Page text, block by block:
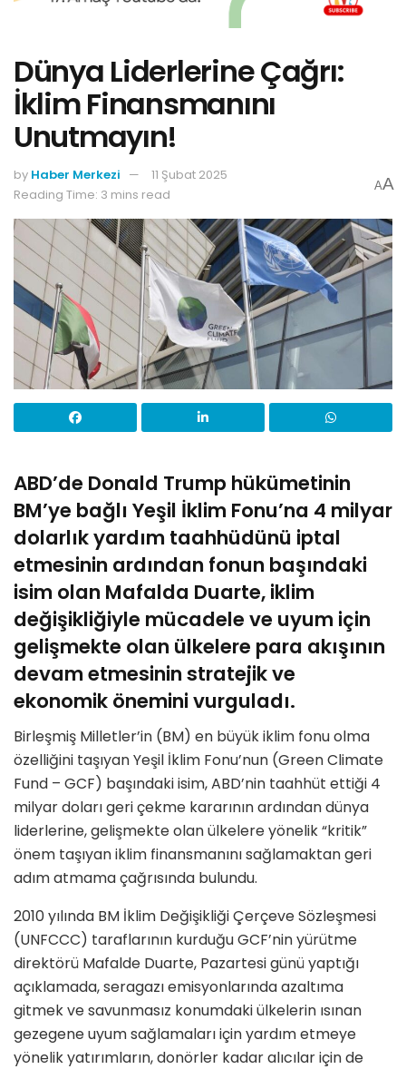
Dünya Liderlerine Çağrı:
İklim Finansmanını
Unutmayın!
by Haber Merkezi
11 Şubat 2025
Reading Time: 3 mins read
AA
ABD’de Donald Trump hükümetinin
BM’ye bağlı Yeşil İklim Fonu’na 4 milyar
dolarlık yardım taahhüdünü iptal
etmesinin ardından fonun başındaki
isim olan Mafalda Duarte, iklim
değişikliğiyle mücadele ve uyum için
gelişmekte olan ülkelere para akışının
devam etmesinin stratejik ve
ekonomik önemini vurguladı.
Birleşmiş Milletler’in (BM) en büyük iklim fonu olma
özelliğini taşıyan Yeşil İklim Fonu’nun (Green Climate
Fund – GCF) başındaki isim, ABD’nin taahhüt ettiği 4
milyar doları geri çekme kararının ardından dünya
liderlerine, gelişmekte olan ülkelere yönelik “kritik”
önem taşıyan iklim finansmanını sağlamaktan geri
adım atmama çağrısında bulundu.
2010 yılında BM İklim Değişikliği Çerçeve Sözleşmesi
(UNFCCC) taraflarının kurduğu GCF’nin yürütme
direktörü Mafalde Duarte, Pazartesi günü yaptığı
açıklamada, seragazı emisyonlarında azaltıma
gitmek ve savunmasız konumdaki ülkelerin ısınan
gezegene uyum sağlamaları için yardım etmeye
yönelik yatırımların, donörler kadar alıcılar için de